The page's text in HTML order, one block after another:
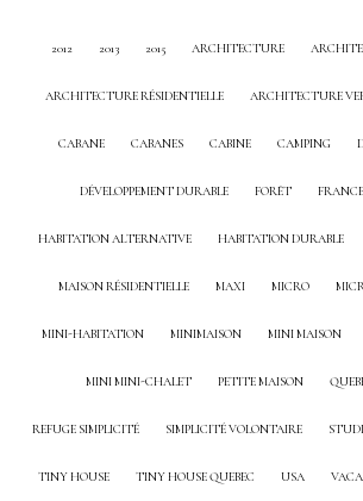
2012 2013 2015 ARCHITECTURE
ARCHITECTURE RÉSIDENTIELLE ARCHITECTURE
CABANE CABANES CABINE CAMPING
DÉVELOPPEMENT DURABLE FORÊT FRANCE
HABITATION ALTERNATIVE HABITATION DURABLE
MAISON RÉSIDENTIELLE MAXI MICRO
MINI-HABITATION MINIMAISON MINI MAISON
MINI MINI-CHALET PETITE MAISON
REFUGE SIMPLICITÉ SIMPLICITÉ VOLONTAIRE
TINY HOUSE TINY HOUSE QUEBEC USA